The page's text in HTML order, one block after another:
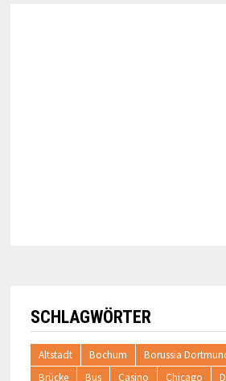
SCHLAGWÖRTER
Altstadt Bochum Borussia
Brücke
Bus Casino Chicago